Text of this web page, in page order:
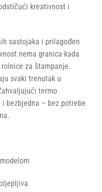
kreativnost i
sastojaka i prilagođen
nema granica kada
za štampanje.
svaki trenutak u
termo
bezbjedna – bez potrebe